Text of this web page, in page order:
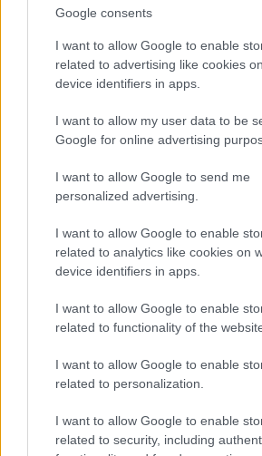
Google consents
I want to allow Google to enable
related to advertising like cookies
device identifiers in apps.
I want to allow my user data to be
Google for online advertising
I want to allow Google to send me
personalized advertising.
I want to allow Google to enable
related to analytics like cookies on
device identifiers in apps.
I want to allow Google to enable
related to functionality of the
I want to allow Google to enable
related to personalization.
I want to allow Google to enable
related to security, including
Fotó: Szécsi István / Velvet
Jön még